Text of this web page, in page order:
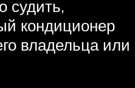
судить,
кондиционер
владельца или